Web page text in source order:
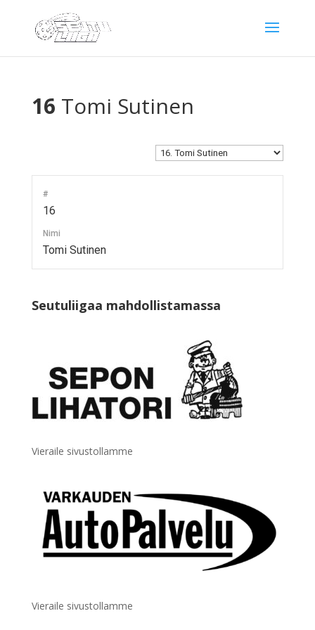
16 Tomi Sutinen
#
16
Nimi
Tomi Sutinen
Seutuliigaa mahdollistamassa
Vieraile sivustollamme
Vieraile sivustollamme